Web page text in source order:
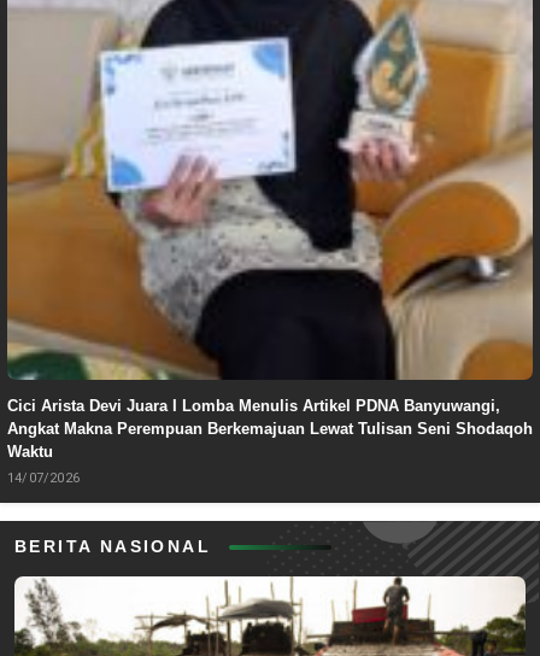
Cici Arista Devi Juara I Lomba Menulis Artikel PDNA Banyuwangi,
Angkat Makna Perempuan Berkemajuan Lewat Tulisan Seni Shodaqoh
Waktu
14/07/2026
BERITA NASIONAL